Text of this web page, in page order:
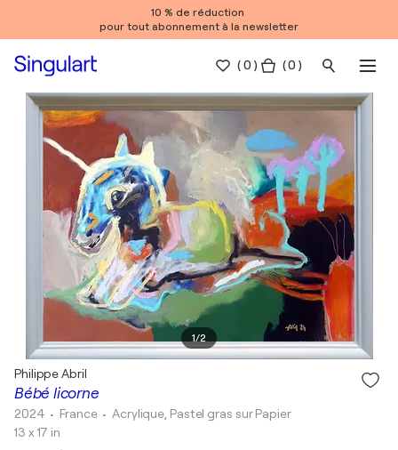
10 % de réduction
pour tout abonnement à la newsletter
(0 ) ( 0 )
1/2
Bébé licorne
Philippe Abril
2024 • France •Acrylique, Pastel gras sur Papier
13 x 17 in